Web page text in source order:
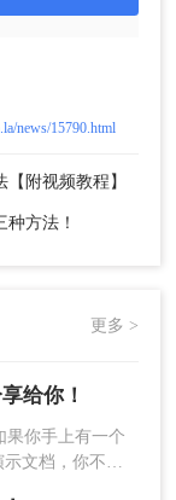
news/15790.html
附视频教程】
方法！
更多 >
给你！
果你手上有一个
文档，你不需